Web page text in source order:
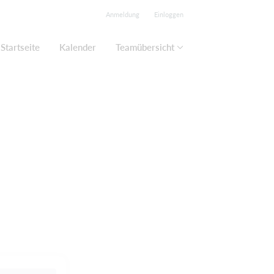
Anmeldung Einloggen
Startseite Kalender Teamübersicht